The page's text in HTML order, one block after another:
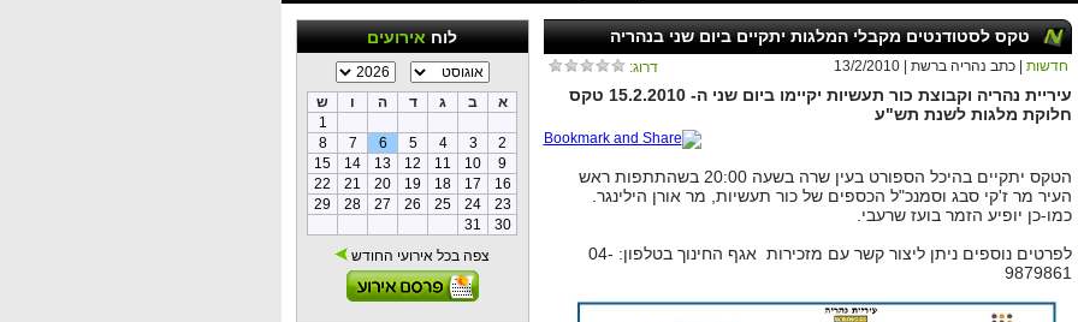
לוחאירועים
א ב ג ד ה ו
ש
1
2
3
4
5
6
7
8
9
10
11
12
13
14
15
16
17
18
19
20
21
22
23
24
25
26
27
28
29
30
31
צפה בכל אירועי החודש
טקס לסטודנטים מקבלי המלגות יתקיים ביום שני בנהריה
דרוג: חדשות | כתב נהריה ברשת | 13/2/2010
עיריית נהריה וקבוצת כור תעשיות יקיימו ביום שני ה- 15.2.2010 טקס
חלוקת מלגות לשנת תש"ע
הטקס יתקיים בהיכל הספורט בעין שרה בשעה 20:00 בשהתתפות ראש
העיר מר ז'קי סבג וסמנכ"ל הכספים של כור תעשיות, מר אורן הילינגר.
כמו-כן יופיע הזמר בועז שרעבי.
לפרטים נוספים ניתן ליצור קשר עם מזכירות אגף החינוך בטלפון: 04-
9879861